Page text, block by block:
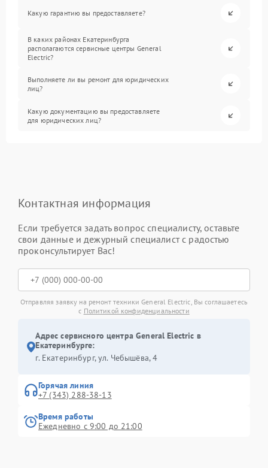
Какую гарантию вы предоставляете?
В каких районах Екатеринбурга
располагаются сервисные центры General
Electric?
Выполняете ли вы ремонт для юридических
лиц?
Какую документацию вы предоставляете
для юридических лиц?
Контактная информация
Если требуется задать вопрос специалисту, оставьте
свои данные и дежурный специалист с радостью
проконсультирует Вас!
Отправляя заявку на ремонт техники General Electric, Вы соглашаетесь
с Политикой конфиденциальности
Адрес сервисного центра General Electric в
Екатеринбурге:
г. Екатеринбург, ул. Чебышёва, 4
Горячая линия
+7 (343) 288-38-13
Время работы
Ежедневно с 9:00 до 21:00